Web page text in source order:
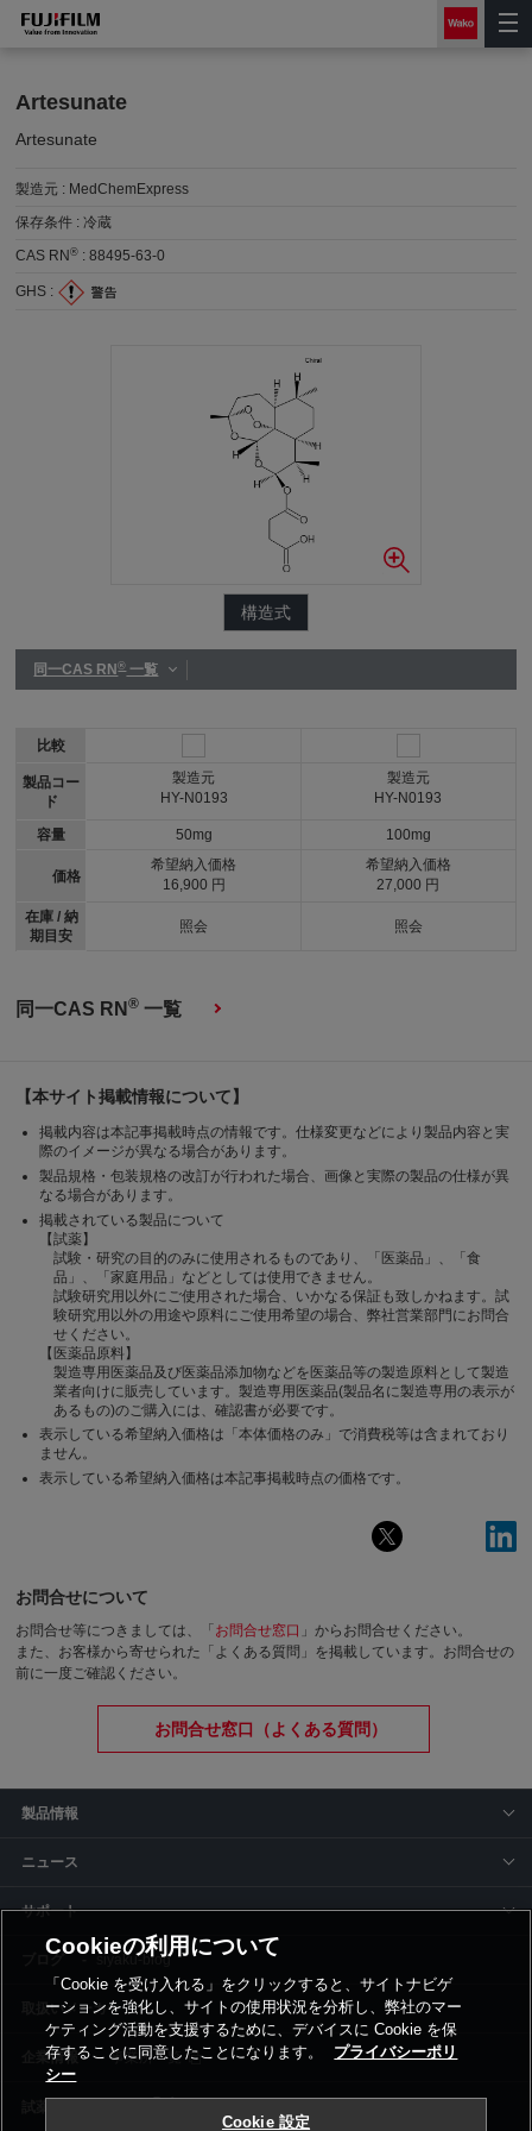
Artesunate
Artesunate
製造元 : MedChemExpress
保存条件 :冷蔵
CAS RN® :88495-63-0
GHS :
構造式
同一CAS RN®一覧
比較
製品コー
ド
容量
価格
在庫 / 納
期目安
製造元
HY-N0193
50mg
希望納入価格
16,900 円
照会
製造元
HY-N0193
100mg
希望納入価格
27,000 円
照会
同一CAS RN® 一覧
【本サイト掲載情報について】
掲載内容は本記事掲載時点の情報です。仕様変更などにより製品内容と実
際のイメージが異なる場合があります。
製品規格・包装規格の改訂が行われた場合、画像と実際の製品の仕様が異
なる場合があります。
掲載されている製品について
【試薬】
試験・研究の目的のみに使用されるものであり、「医薬品」、「食
品」、「家庭用品」などとしては使用できません。
試験研究用以外にご使用された場合、いかなる保証も致しかねます。試
験研究用以外の用途や原料にご使用希望の場合、弊社営業部門にお問合
せください。
【医薬品原料】
製造専用医薬品及び医薬品添加物などを医薬品等の製造原料として製造
業者向けに販売しています。製造専用医薬品(製品名に製造専用の表示が
あるもの)のご購入には、確認書が必要です。
表示している希望納入価格は「本体価格のみ」で消費税等は含まれており
ません。
表示している希望納入価格は本記事掲載時点の価格です。
お問合せについて
お問合せ等につきましては、「 お問合せ窓口 」からお問合せください。
また、お客様から寄せられた「よくある質問」を掲載しています。お問合せの
前に一度ご確認ください。
お問合せ窓口（よくある質問）
製品情報
ニュース
サポート
siyaku-blog
取扱いメーカー
事業所一覧
Cookieの利用について
「Cookie を受け入れる」をクリックすると、サイトナビゲ
ーションを強化し、サイトの使用状況を分析し、弊社のマー
ケティング活動を支援するために、デバイスに Cookie を保
存することに同意したことになります。
プライバシーポリ
シー
Cookie 設定